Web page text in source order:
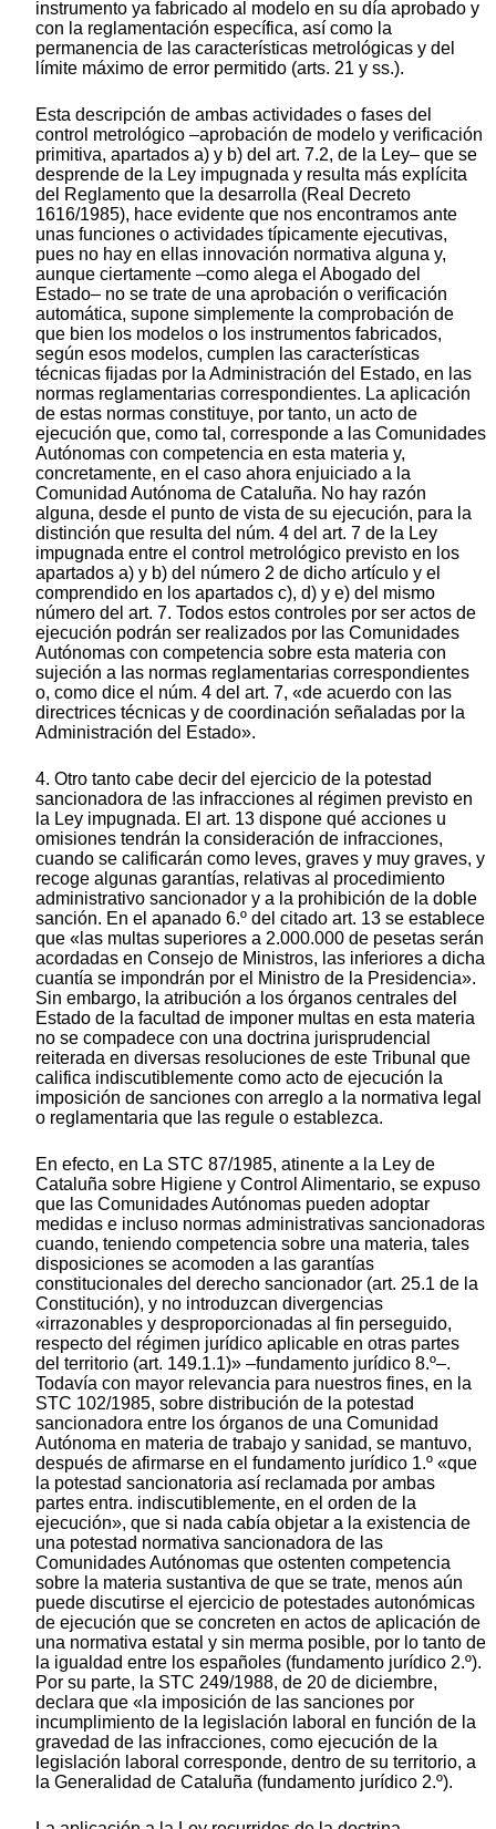
instrumento ya fabricado al modelo en su día aprobado y
con la reglamentación específica, así como la
permanencia de las características metrológicas y del
límite máximo de error permitido (arts. 21 y ss.).
Esta descripción de ambas actividades o fases del
control metrológico –aprobación de modelo y verificación
primitiva, apartados a) y b) del art. 7.2, de la Ley– que se
desprende de la Ley impugnada y resulta más explícita
del Reglamento que la desarrolla (Real Decreto
1616/1985), hace evidente que nos encontramos ante
unas funciones o actividades típicamente ejecutivas,
pues no hay en ellas innovación normativa alguna y,
aunque ciertamente –como alega el Abogado del
Estado– no se trate de una aprobación o verificación
automática, supone simplemente la comprobación de
que bien los modelos o los instrumentos fabricados,
según esos modelos, cumplen las características
técnicas fijadas por la Administración del Estado, en las
normas reglamentarias correspondientes. La aplicación
de estas normas constituye, por tanto, un acto de
ejecución que, como tal, corresponde a las Comunidades
Autónomas con competencia en esta materia y,
concretamente, en el caso ahora enjuiciado a la
Comunidad Autónoma de Cataluña. No hay razón
alguna, desde el punto de vista de su ejecución, para la
distinción que resulta del núm. 4 del art. 7 de la Ley
impugnada entre el control metrológico previsto en los
apartados a) y b) del número 2 de dicho artículo y el
comprendido en los apartados c), d) y e) del mismo
número del art. 7. Todos estos controles por ser actos de
ejecución podrán ser realizados por las Comunidades
Autónomas con competencia sobre esta materia con
sujeción a las normas reglamentarias correspondientes
o, como dice el núm. 4 del art. 7, «de acuerdo con las
directrices técnicas y de coordinación señaladas por la
Administración del Estado».
4. Otro tanto cabe decir del ejercicio de la potestad
sancionadora de !as infracciones al régimen previsto en
la Ley impugnada. El art. 13 dispone qué acciones u
omisiones tendrán la consideración de infracciones,
cuando se calificarán como leves, graves y muy graves, y
recoge algunas garantías, relativas al procedimiento
administrativo sancionador y a la prohibición de la doble
sanción. En el apanado 6.º del citado art. 13 se establece
que «las multas superiores a 2.000.000 de pesetas serán
acordadas en Consejo de Ministros, las inferiores a dicha
cuantía se impondrán por el Ministro de la Presidencia».
Sin embargo, la atribución a los órganos centrales del
Estado de la facultad de imponer multas en esta materia
no se compadece con una doctrina jurisprudencial
reiterada en diversas resoluciones de este Tribunal que
califica indiscutiblemente como acto de ejecución la
imposición de sanciones con arreglo a la normativa legal
o reglamentaria que las regule o establezca.
En efecto, en La STC 87/1985, atinente a la Ley de
Cataluña sobre Higiene y Control Alimentario, se expuso
que las Comunidades Autónomas pueden adoptar
medidas e incluso normas administrativas sancionadoras
cuando, teniendo competencia sobre una materia, tales
disposiciones se acomoden a las garantías
constitucionales del derecho sancionador (art. 25.1 de la
Constitución), y no introduzcan divergencias
«irrazonables y desproporcionadas al fin perseguido,
respecto del régimen jurídico aplicable en otras partes
del territorio (art. 149.1.1)» –fundamento jurídico 8.º–.
Todavía con mayor relevancia para nuestros fines, en la
STC 102/1985, sobre distribución de la potestad
sancionadora entre los órganos de una Comunidad
Autónoma en materia de trabajo y sanidad, se mantuvo,
después de afirmarse en el fundamento jurídico 1.º «que
la potestad sancionatoria así reclamada por ambas
partes entra. indiscutiblemente, en el orden de la
ejecución», que si nada cabía objetar a la existencia de
una potestad normativa sancionadora de las
Comunidades Autónomas que ostenten competencia
sobre la materia sustantiva de que se trate, menos aún
puede discutirse el ejercicio de potestades autonómicas
de ejecución que se concreten en actos de aplicación de
una normativa estatal y sin merma posible, por lo tanto de
la igualdad entre los españoles (fundamento jurídico 2.º).
Por su parte, la STC 249/1988, de 20 de diciembre,
declara que «la imposición de las sanciones por
incumplimiento de la legislación laboral en función de la
gravedad de las infracciones, como ejecución de la
legislación laboral corresponde, dentro de su territorio, a
la Generalidad de Cataluña (fundamento jurídico 2.º).